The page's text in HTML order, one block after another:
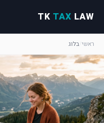
TK TAX LAW
ראשי בלוג